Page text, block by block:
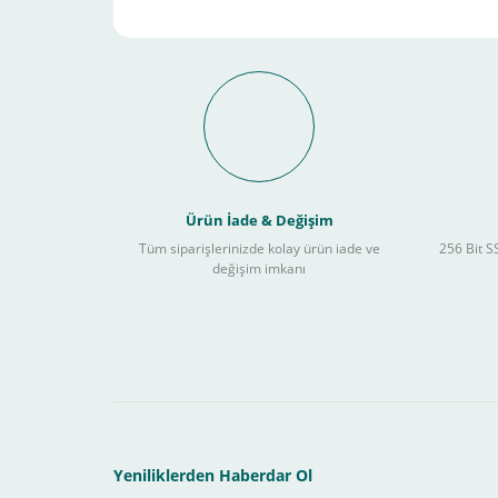
Schneider Electric
Kullanılır ?
Sitemizden yapacağınız tüm alışverişlerde aşağıdaki
Ürün İade & Değişim
Tüm siparişlerinizde kolay ürün iade ve
değişim imkanı
256 Bit
Yeniliklerden Haberdar Ol